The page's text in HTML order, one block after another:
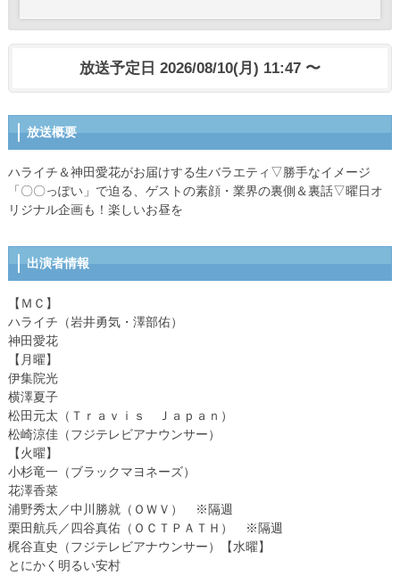
放送予定日 2026/08/10(月) 11:47 〜
放送概要
ハライチ＆神田愛花がお届けする生バラエティ▽勝手なイメージ
「〇〇っぽい」で迫る、ゲストの素顔・業界の裏側＆裏話▽曜日オ
リジナル企画も！楽しいお昼を
出演者情報
【ＭＣ】
ハライチ（岩井勇気・澤部佑）
神田愛花
【月曜】
伊集院光
横澤夏子
松田元太（Ｔｒａｖｉｓ Ｊａｐａｎ）
松崎涼佳（フジテレビアナウンサー）
【火曜】
小杉竜一（ブラックマヨネーズ）
花澤香菜
浦野秀太／中川勝就（ＯＷＶ） ※隔週
栗田航兵／四谷真佑（ＯＣＴＰＡＴＨ） ※隔週
梶谷直史（フジテレビアナウンサー）【水曜】
とにかく明るい安村